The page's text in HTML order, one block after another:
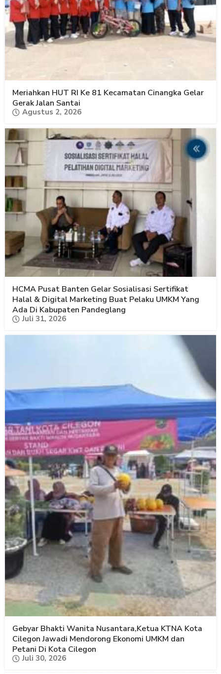
Meriahkan HUT RI Ke 81 Kecamatan Cinangka Gelar
Gerak Jalan Santai
Agustus 2, 2026
HCMA Pusat Banten Gelar Sosialisasi Sertifikat
Halal & Digital Marketing Buat Pelaku UMKM Yang
Ada Di Kabupaten Pandeglang
Juli 31, 2026
Gebyar Bhakti Wanita Nusantara,Ketua KTNA Kota
Cilegon Jawadi Mendorong Ekonomi UMKM dan
Petani Di Kota Cilegon
Juli 30, 2026